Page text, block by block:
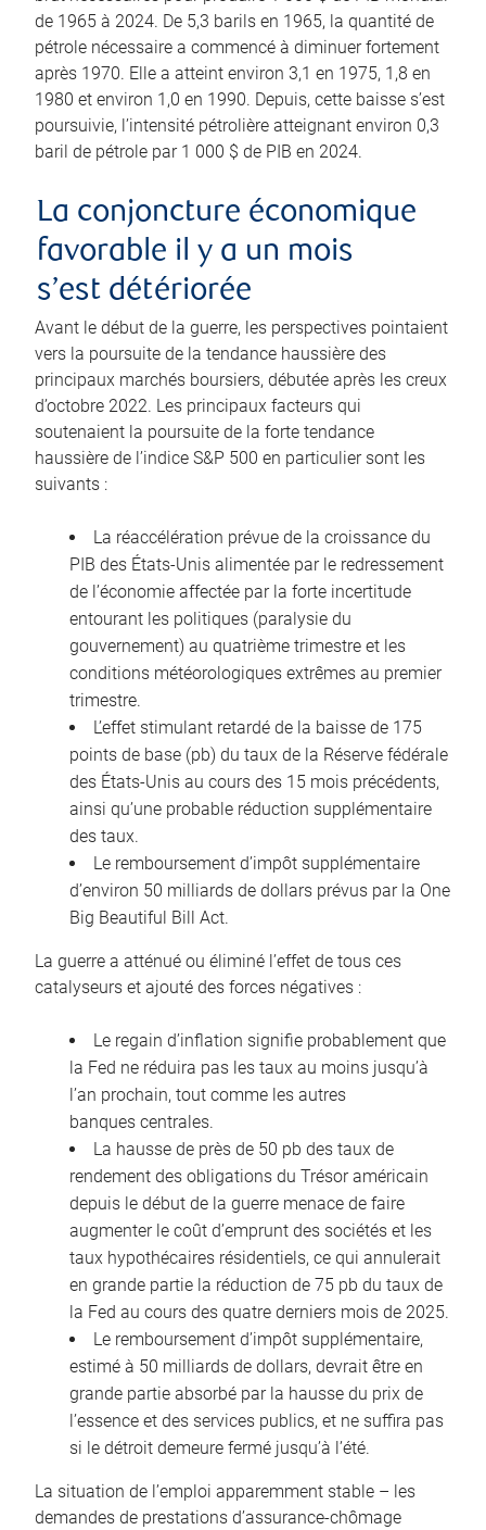
de 1965 à 2024. De 5,3 barils en 1965, la quantité de
pétrole nécessaire a commencé à diminuer fortement
après 1970. Elle a atteint environ 3,1 en 1975, 1,8 en
1980 et environ 1,0 en 1990. Depuis, cette baisse s’est
poursuivie, l’intensité pétrolière atteignant environ 0,3
baril de pétrole par 1 000 $ de PIB en 2024.
La conjoncture économique
favorable il y a un mois
s’est détériorée
Avant le début de la guerre, les perspectives pointaient
vers la poursuite de la tendance haussière des
principaux marchés boursiers, débutée après les creux
d’octobre 2022. Les principaux facteurs qui
soutenaient la poursuite de la forte tendance
haussière de l’indice S&P 500 en particulier sont les
suivants :
La réaccélération prévue de la croissance du
PIB des États-Unis alimentée par le redressement
de l’économie affectée par la forte incertitude
entourant les politiques (paralysie du
gouvernement) au quatrième trimestre et les
conditions météorologiques extrêmes au premier
trimestre.
L’effet stimulant retardé de la baisse de 175
points de base (pb) du taux de la Réserve fédérale
des États-Unis au cours des 15 mois précédents,
ainsi qu’une probable réduction supplémentaire
des taux.
Le remboursement d’impôt supplémentaire
d’environ 50 milliards de dollars prévus par la One
Big Beautiful Bill Act.
La guerre a atténué ou éliminé l’effet de tous ces
catalyseurs et ajouté des forces négatives :
Le regain d’inflation signifie probablement que
la Fed ne réduira pas les taux au moins jusqu’à
l’an prochain, tout comme les autres
banques centrales.
La hausse de près de 50 pb des taux de
rendement des obligations du Trésor américain
depuis le début de la guerre menace de faire
augmenter le coût d’emprunt des sociétés et les
taux hypothécaires résidentiels, ce qui annulerait
en grande partie la réduction de 75 pb du taux de
la Fed au cours des quatre derniers mois de 2025.
Le remboursement d’impôt supplémentaire,
estimé à 50 milliards de dollars, devrait être en
grande partie absorbé par la hausse du prix de
l’essence et des services publics, et ne suffira pas
si le détroit demeure fermé jusqu’à l’été.
La situation de l’emploi apparemment stable – les
demandes de prestations d’assurance-chômage